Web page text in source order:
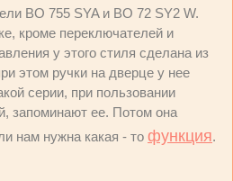
BO 755 SYA и BO 72 SY2 W.
кроме переключателей и
у этого стиля сделана из
этом ручки на дверце у нее
серии, при пользовании
запоминают ее. Потом она
нам нужна какая - то функция.